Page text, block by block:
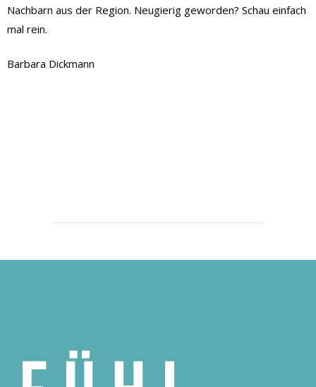
Nachbarn aus der Region. Neugierig geworden? Schau einfach
mal rein.
Barbara Dickmann